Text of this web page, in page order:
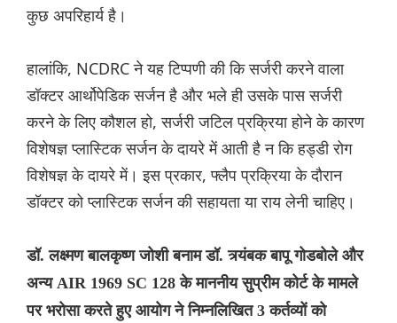
कुछ अपरिहार्य है।
हालांकि, NCDRC ने यह टिप्पणी की कि सर्जरी करने वाला
डॉक्टर आर्थोपेडिक सर्जन है और भले ही उसके पास सर्जरी
करने के लिए कौशल हो, सर्जरी जटिल प्रक्रिया होने के कारण
विशेषज्ञ प्लास्टिक सर्जन के दायरे में आती है न कि हड्डी रोग
विशेषज्ञ के दायरे में। इस प्रकार, फ्लैप प्रक्रिया के दौरान
डॉक्टर को प्लास्टिक सर्जन की सहायता या राय लेनी चाहिए।
डॉ. लक्ष्मण बालकृष्ण जोशी बनाम डॉ. त्र्यंबक बापू गोडबोले और
अन्य AIR 1969 SC 128 के माननीय सुप्रीम कोर्ट के मामले
पर भरोसा करते हुए आयोग ने निम्नलिखित 3 कर्तव्यों को